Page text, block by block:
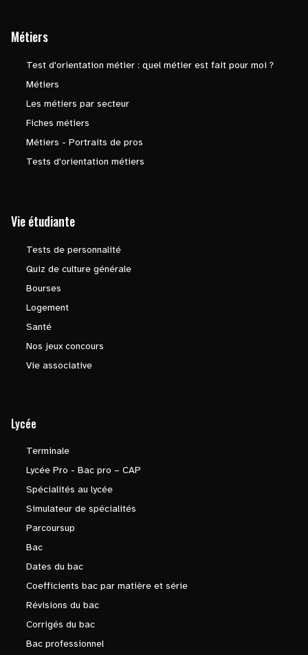
Métiers
Test d'orientation métier : quel métier est fait pour moi ?
Métiers
Les métiers par secteur
Fiches métiers
Métiers - Portraits de pros
Tests d'orientation métiers
Vie étudiante
Tests de personnalité
Quiz de culture générale
Bourses
Logement
Santé
Nos jeux concours
Vie associative
Lycée
Terminale
Lycée Pro - Bac pro – CAP
Spécialités au lycée
Simulateur de spécialités
Parcoursup
Bac
Dates du bac
Coefficients bac par matière et série
Révisions du bac
Corrigés du bac
Bac professionnel